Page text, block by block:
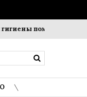
помогает